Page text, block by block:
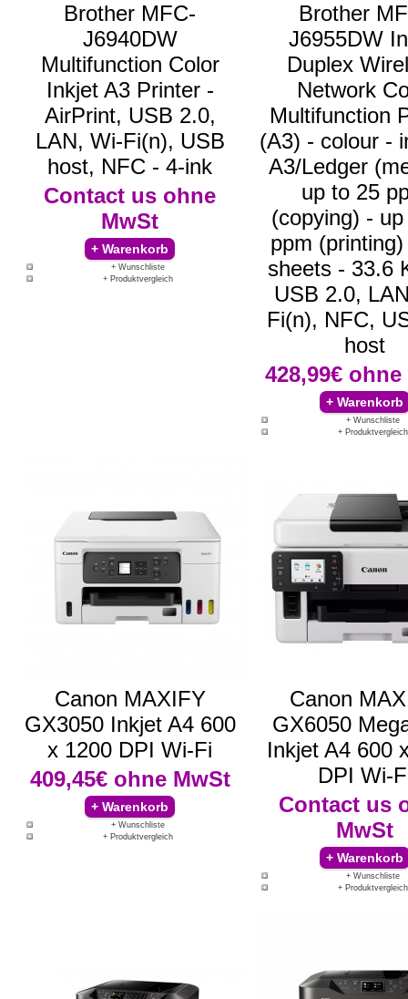
Brother MFC-
J6940DW
Multifunction Color
Inkjet A3 Printer -
AirPrint, USB 2.0,
LAN, Wi-Fi(n), USB
host, NFC - 4-ink
Contact us ohne
MwSt
+ Wunschliste
+ Produktvergleich
Brother
J6955DW
Duplex
Network
Multifunction
(A3) - colour -
A3/Ledger
up to 25
(copying) -
ppm
sheets - 33.6
USB 2.0,
Fi(n), NFC,
host
428,99€ ohne
+ Wunschliste
+ Produktvergleich
Canon MAXIFY
GX3050 Inkjet A4 600
x 1200 DPI Wi-Fi
409,45€ ohne MwSt
+ Wunschliste
+ Produktvergleich
Canon
GX6050
Inkjet A4 600
DPI Wi-
Contact us
MwSt
+ Wunschliste
+ Produktvergleich